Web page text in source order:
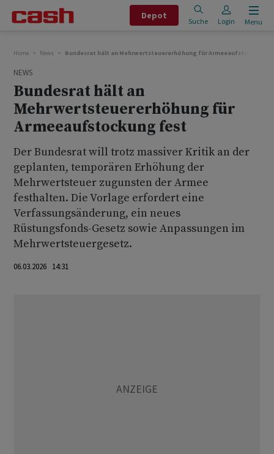
Depot
Suche Login Menu
Home News Bundesrat hält an Mehrwertsteuererhöhung für Armeeaufstockung
NEWS
Bundesrat hält an
Mehrwertsteuererhöhung für
Armeeaufstockung fest
Der Bundesrat will trotz massiver Kritik an der
geplanten, temporären Erhöhung der
Mehrwertsteuer zugunsten der Armee
festhalten. Die Vorlage erfordert eine
Verfassungsänderung, ein neues
Rüstungsfonds-Gesetz sowie Anpassungen im
Mehrwertsteuergesetz.
06.03.2026 14:31